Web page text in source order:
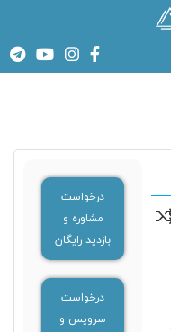
درخواست
مشاوره و
بازدید رایگان
درخواست
سرویس و